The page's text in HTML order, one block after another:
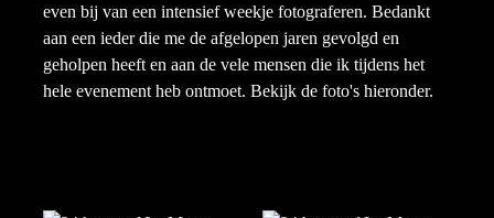
even bij van een intensief weekje fotograferen. Bedankt
aan een ieder die me de afgelopen jaren gevolgd en
geholpen heeft en aan de vele mensen die ik tijdens het
hele evenement heb ontmoet. Bekijk de foto's hieronder.